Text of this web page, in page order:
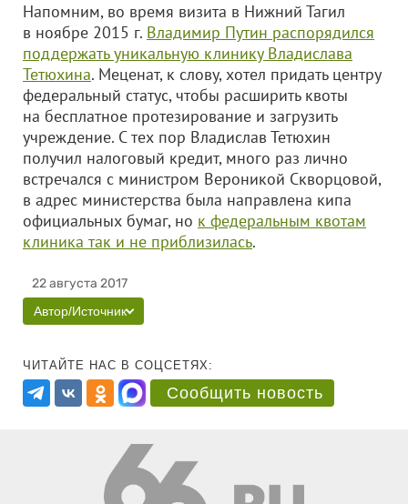
Напомним, во время визита в Нижний Тагил
в ноябре 2015 г. Владимир Путин распорядился
поддержать уникальную клинику Владислава
Тетюхина. Меценат, к слову, хотел придать центру
федеральный статус, чтобы расширить квоты
на бесплатное протезирование и загрузить
учреждение. С тех пор Владислав Тетюхин
получил налоговый кредит, много раз лично
встречался с министром Вероникой Скворцовой,
в адрес министерства была направлена кипа
официальных бумаг, но к федеральным квотам
клиника так и не приблизилась.
22 августа 2017
Автор/Источник
ЧИТАЙТЕ НАС В СОЦСЕТЯХ:
Сообщить новость